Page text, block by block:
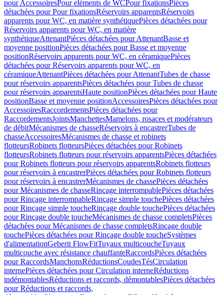
pour AccessoiresPour eléments de WCPour fixationsPièces
détachées pour Pour fixationsRéservoirs apparentsRéservoirs
apparents pour WC, en matière synthétiquePièces détachées pour
Réservoirs apparents pour WC, en matière
synthétiqueAttenantPièces détachées pour AttenantBasse et
moyenne positionPièces détachées pour Basse et moyenne
positionRéservoirs apparents pour WC, en céramiquePièces
détachées pour Réservoirs apparents pour WC, en
céramiqueAttenantPièces détachées pour AttenantTubes de chasse
pour réservoirs apparentsPièces détachées pour Tubes de chasse
pour réservoirs apparentsHaute positionPièces détachées pour Haute
positionBasse et moyenne positionAccessoiresPièces détachées pour
AccessoiresRaccordementsPièces détachées pour
RaccordementsJointsManchettesMamelons, rosaces et modérateurs
de débitMécanismes de chasseRéservoirs à encastrerTubes de
chasseAccessoiresMécanismes de chasse et robinets
flotteursRobinets flotteursPièces détachées pour Robinets
flotteursRobinets flotteurs pour réservoirs apparentsPièces détachées
pour Robinets flotteurs pour réservoirs apparentsRobinets flotteurs
pour réservoirs à encastrerPièces détachées pour Robinets flotteurs
pour réservoirs à encastrerMécanismes de chassePièces détachées
pour Mécanismes de chasseRinçage interrompablePièces détachées
pour Rinçage interrompableRinçage simple touchePièces détachées
pour Rinçage simple toucheRinçage double touchePièces détachées
pour Rinçage double toucheMécanismes de chasse completsPièces
détachées pour Mécanismes de chasse completsRinçage double
touchePièces détachées pour Rinçage double toucheSystèmes
d'alimentationGeberit FlowFitTuyaux multicoucheTuyaux
multicouche avec résistance chauffanteRaccordsPièces détachées
pour RaccordsManchonsRéductionsCoudesTésCirculation
internePièces détachées pour Circulation interneRéductions
indémontablesRéductions et raccords, démontablesPièces détachées
pour Réductions et raccords,